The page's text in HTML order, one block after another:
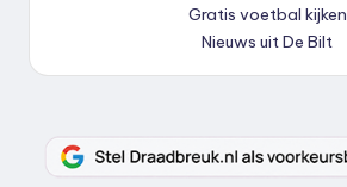
Gratis voetbal kijken
Nieuws uit De Bilt